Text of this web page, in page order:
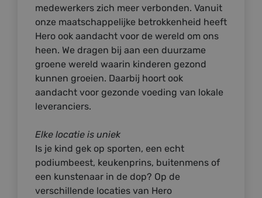
medewerkers zich meer verbonden. Vanuit
onze maatschappelijke betrokkenheid heeft
Hero ook aandacht voor de wereld om ons
heen. We dragen bij aan een duurzame
groene wereld waarin kinderen gezond
kunnen groeien. Daarbij hoort ook
aandacht voor gezonde voeding van lokale
leveranciers.
Elke locatie is uniek
Is je kind gek op sporten, een echt
podiumbeest, keukenprins, buitenmens of
een kunstenaar in de dop? Op de
verschillende locaties van Hero